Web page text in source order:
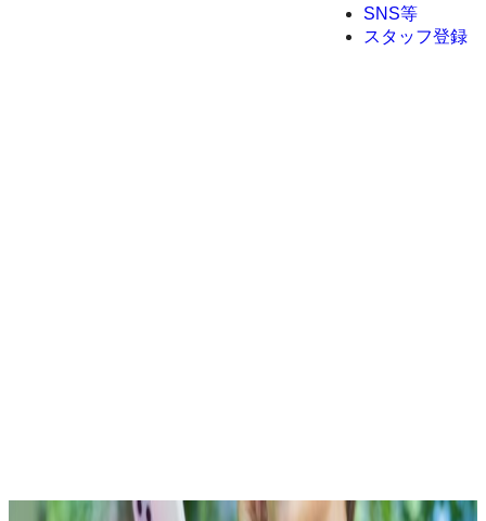
SNS等
スタッフ登録